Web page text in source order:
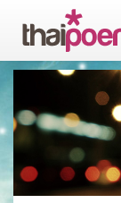
หน้าแรก
กลอน
เรื่องสั้น นิยาย
บล็อก